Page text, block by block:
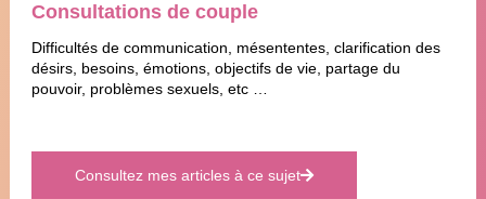
Consultations de couple
Difficultés de communication, mésententes, clarification des
désirs, besoins, émotions, objectifs de vie, partage du
pouvoir, problèmes sexuels, etc …
Consultez mes articles à ce sujet